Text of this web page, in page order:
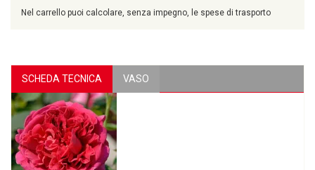
Nel carrello puoi calcolare, senza impegno, le spese di trasporto
SCHEDA TECNICA VASO